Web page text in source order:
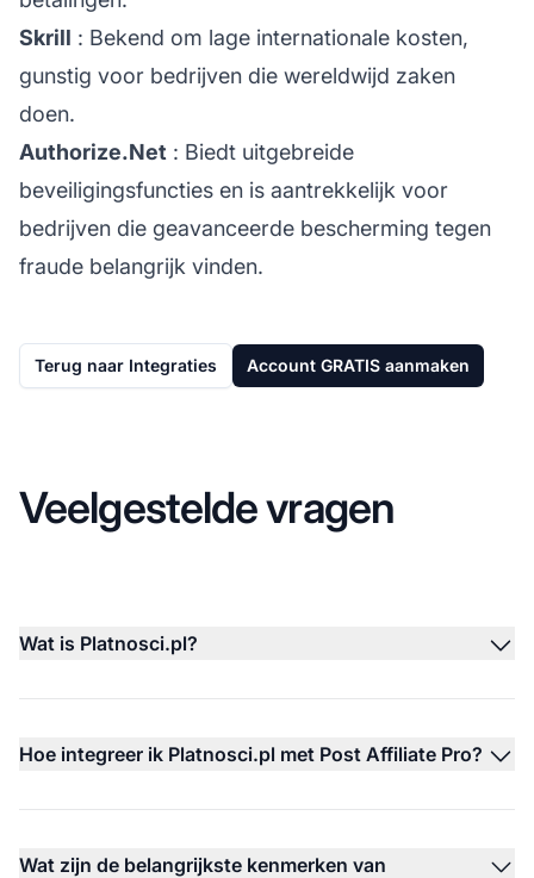
Skrill : Bekend om lage internationale kosten,
gunstig voor bedrijven die wereldwijd zaken
doen.
Authorize.Net : Biedt uitgebreide
beveiligingsfuncties en is aantrekkelijk voor
bedrijven die geavanceerde bescherming tegen
fraude belangrijk vinden.
Terug naar Integraties Account GRATIS aanmaken
Veelgestelde vragen
Wat is Platnosci.pl?
Hoe integreer ik Platnosci.pl met Post Affiliate Pro?
Wat zijn de belangrijkste kenmerken van